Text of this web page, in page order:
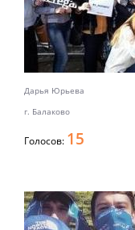
Дарья Юрьева
г. Балаково
Голосов: 15